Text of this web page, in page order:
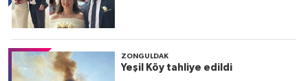
ZONGULDAK
Yeşil Köy tahliye edildi